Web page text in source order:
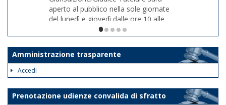
aperto al pubblico nella sole giornate
del lunedì e giovedì dalle ore 10 alle
ore 12. Le disposizioni suddette
avranno validità dalla data odierna fino
al 30 giugno 2026.
al fine di assicurare la trattazione con
priorità assoluta degli atti indifferibili e
urgenti.
1/5
Amministrazione trasparente
Accedi
Prenotazione udienze convalida di sfratto